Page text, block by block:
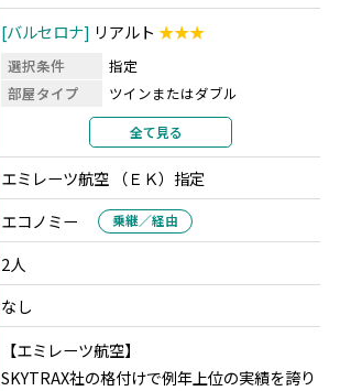
バルセロナ リアルト ★★★
選択条件
指定
部屋タイプ
ツインまたはダブル
2名1室利用
部屋カテゴリ
全て見る
エミレーツ航空 （ＥＫ）指定
エコノミー 乗継／経由
2人
なし
【エミレーツ航空】
SKYTRAX社の格付けで例年上位の実績を誇り